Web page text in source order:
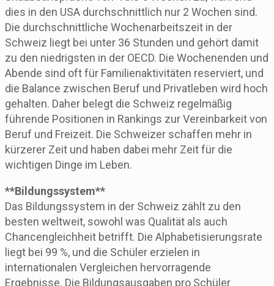
dies in den USA durchschnittlich nur 2 Wochen sind.
Die durchschnittliche Wochenarbeitszeit in der
Schweiz liegt bei unter 36 Stunden und gehört damit
zu den niedrigsten in der OECD. Die Wochenenden und
Abende sind oft für Familienaktivitäten reserviert, und
die Balance zwischen Beruf und Privatleben wird hoch
gehalten. Daher belegt die Schweiz regelmäßig
führende Positionen in Rankings zur Vereinbarkeit von
Beruf und Freizeit. Die Schweizer schaffen mehr in
kürzerer Zeit und haben dabei mehr Zeit für die
wichtigen Dinge im Leben.
**Bildungssystem**
Das Bildungssystem in der Schweiz zählt zu den
besten weltweit, sowohl was Qualität als auch
Chancengleichheit betrifft. Die Alphabetisierungsrate
liegt bei 99 %, und die Schüler erzielen in
internationalen Vergleichen hervorragende
Ergebnisse. Die Bildungsausgaben pro Schüler